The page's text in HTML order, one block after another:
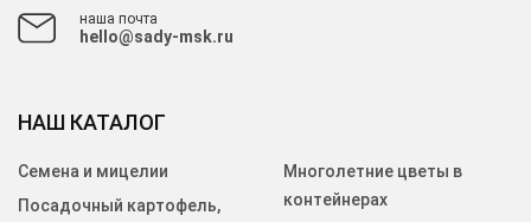
наша почта
hello@sady-msk.ru
НАШ КАТАЛОГ
Семена и мицелии
Посадочный картофель,
Многолетние цветы в
контейнерах